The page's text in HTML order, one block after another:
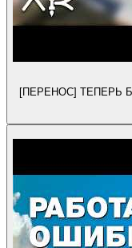
[ПЕРЕНОС] ТЕПЕРЬ